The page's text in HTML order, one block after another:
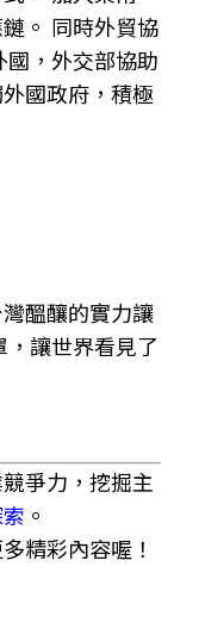
。 同時外貿協
，外交部協助
國政府，積極
醞釀的實力讓
，讓世界看見了
爭力，挖掘主
。
精彩內容喔！